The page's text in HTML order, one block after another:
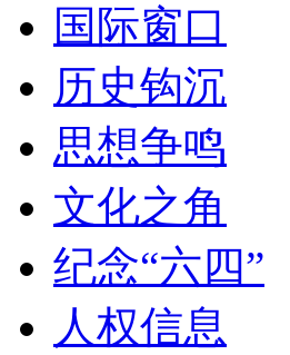
国际窗口
历史钩沉
思想争鸣
文化之角
纪念“六四”
人权信息